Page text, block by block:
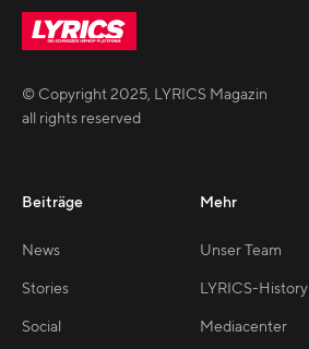
© Copyright2025, LYRICS Magazin
all rights reserved
Beiträge
News
Stories
Social
Mehr
Unser Team
LYRICS-History
Mediacenter